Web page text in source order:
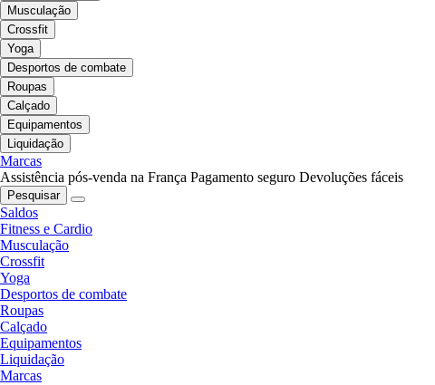
Musculação
Crossfit
Yoga
Desportos de combate
Roupas
Calçado
Equipamentos
Liquidação
Marcas
Assistência pós-venda na França Pagamento seguro Devoluções fáceis
Pesquisar
Saldos
Fitness e Cardio
Musculação
Crossfit
Yoga
Desportos de combate
Roupas
Calçado
Equipamentos
Liquidação
Marcas